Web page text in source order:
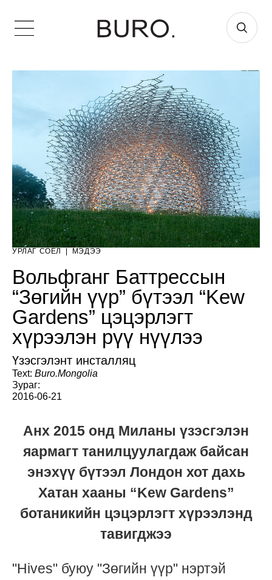
УРЛАГ СОЁЛ | МЭДЭЭ
Вольфганг Баттрессын
“Зөгийн үүр” бүтээл “Kew
Gardens” цэцэрлэгт
хүрээлэн рүү нүүлээ
Үзэсгэлэнт инсталляц
Text: Buro.Mongolia
Зураг:
2016-06-21
Анх 2015 онд Миланы үзэсгэлэн
яармагт танилцуулагдаж байсан
энэхүү бүтээл Лондон хот дахь
Хатан хааны “Kew Gardens”
ботаникийн цэцэрлэгт хүрээлэнд
тавигджээ
"Hives" буюу "Зөгийн үүр" нэртэй